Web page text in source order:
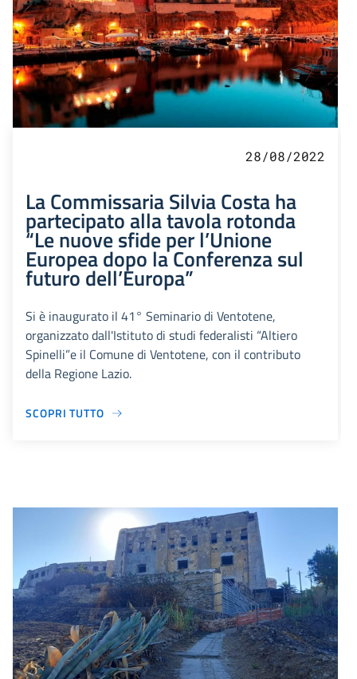
28/08/2022
La Commissaria Silvia Costa ha
partecipato alla tavola rotonda
“Le nuove sfide per l’Unione
Europea dopo la Conferenza sul
futuro dell’Europa”
Si è inaugurato il 41° Seminario di Ventotene,
organizzato dall'Istituto di studi federalisti “Altiero
Spinelli”e il Comune di Ventotene, con il contributo
della Regione Lazio.
SCOPRI TUTTO